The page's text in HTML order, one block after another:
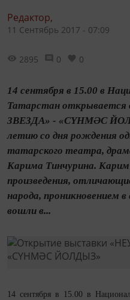
Редактор,
11 Сентябрь 2017 - 07:09
2895 0 0
14 сентября в 15.00 в
Татарстан
ЗВЕЗДА» - «СҮНМӘС
летию со дня рождения
татарского театра,
Карима Тинчурина. Карим
произведения,
народа, проникновением
вошли в...
14 сентября в 15.00 в